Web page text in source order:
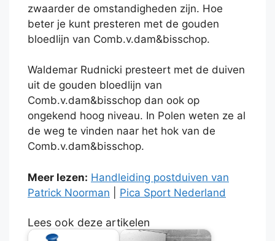
zwaarder de omstandigheden zijn. Hoe
beter je kunt presteren met de gouden
bloedlijn van Comb.v.dam&bisschop.
Waldemar Rudnicki presteert met de duiven
uit de gouden bloedlijn van
Comb.v.dam&bisschop dan ook op
ongekend hoog niveau. In Polen weten ze al
de weg te vinden naar het hok van de
Comb.v.dam&bisschop.
Meer lezen: Handleiding postduiven van
Patrick Noorman
Pica Sport Nederland
Lees ook deze artikelen